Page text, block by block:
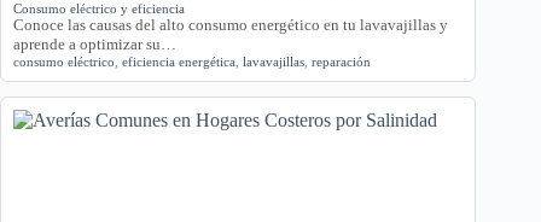
Consumo eléctrico y eficiencia
Conoce las causas del alto consumo energético en tu lavavajillas y
aprende a optimizar su…
consumo eléctrico eficiencia energética lavavajillas reparación